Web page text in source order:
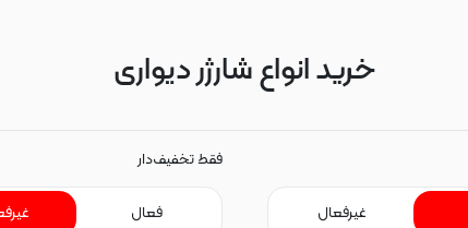
خرید انواع شارژر دیواری
غیرفعال
فقط تخفیف‌دار
فعال